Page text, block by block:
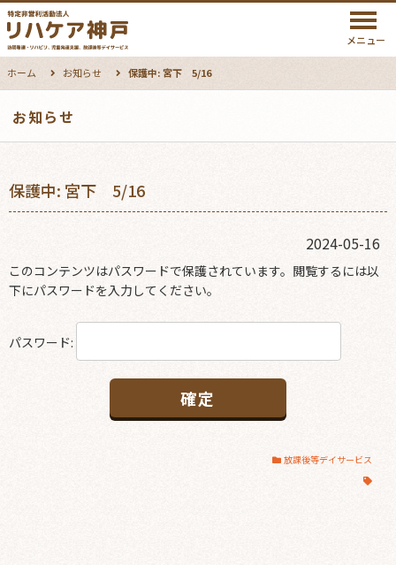
メニュー
ホーム お知らせ 保護中: 宮下 5/16
お知らせ
保護中: 宮下 5/16
2024-05-16
このコンテンツはパスワードで保護されています。閲覧するには以
下にパスワードを入力してください。
パスワード:
放課後等デイサービス